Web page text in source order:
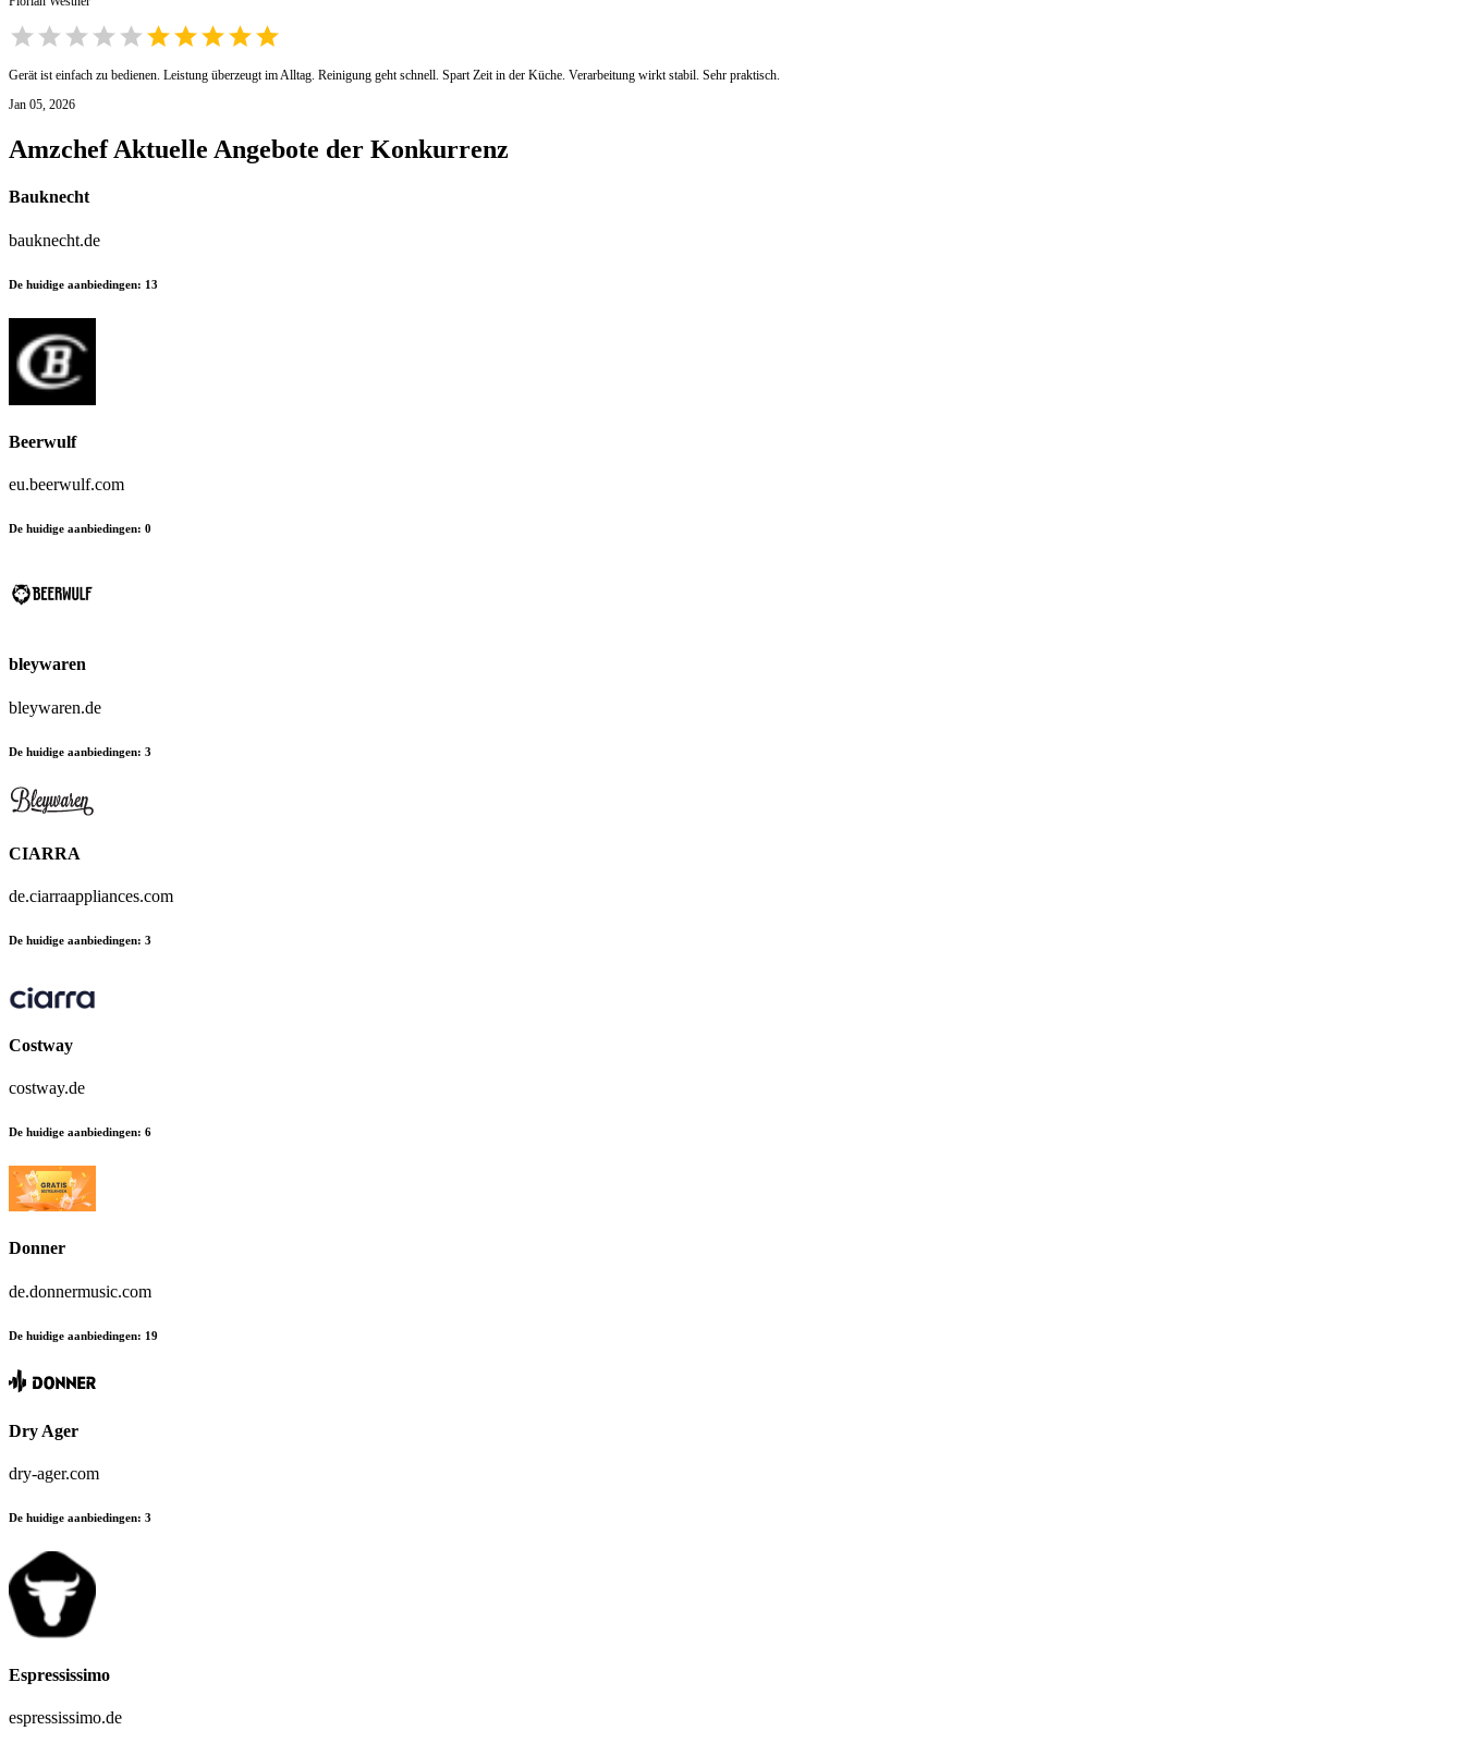
Gerät ist einfach zu bedienen. Leistung überzeugt im Alltag. Reinigung geht schnell. Spart Zeit in der Küche. Verarbeitung wirkt stabil. Sehr praktisch.
Jan 05, 2026
Amzchef Aktuelle Angebote der Konkurrenz
Bauknecht
bauknecht.de
De huidige aanbiedingen: 13
Beerwulf
eu.beerwulf.com
De huidige aanbiedingen: 0
bleywaren
bleywaren.de
De huidige aanbiedingen: 3
CIARRA
de.ciarraappliances.com
De huidige aanbiedingen: 3
Costway
costway.de
De huidige aanbiedingen: 6
Donner
de.donnermusic.com
De huidige aanbiedingen: 19
Dry Ager
dry-ager.com
De huidige aanbiedingen: 3
Espressissimo
espressissimo.de